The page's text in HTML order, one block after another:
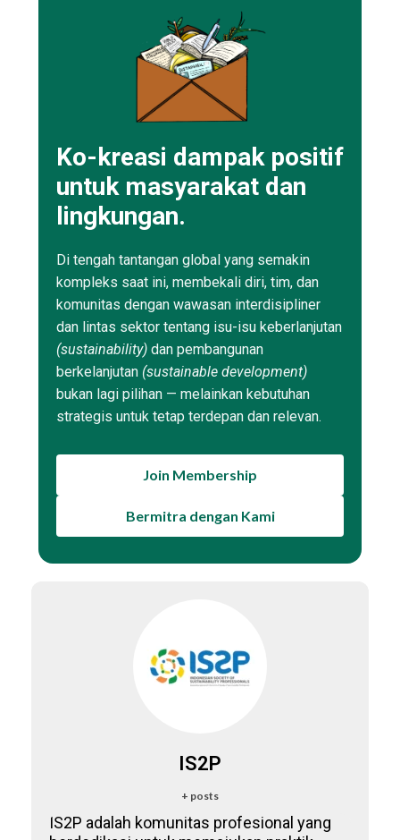
Ko-kreasi dampak positif
untuk masyarakat dan
lingkungan.
Di tengah tantangan global yang semakin
kompleks saat ini, membekali diri, tim, dan
komunitas dengan wawasan interdisipliner
dan lintas sektor tentang isu-isu keberlanjutan
(sustainability) dan pembangunan
berkelanjutan (sustainable development)
bukan lagi pilihan — melainkan kebutuhan
strategis untuk tetap terdepan dan relevan.
Join Membership
Bermitra dengan Kami
IS2P
+ posts
IS2P adalah komunitas profesional yang